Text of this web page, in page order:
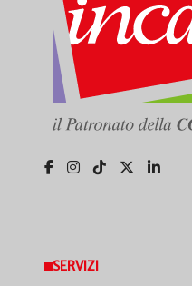
SERVIZI